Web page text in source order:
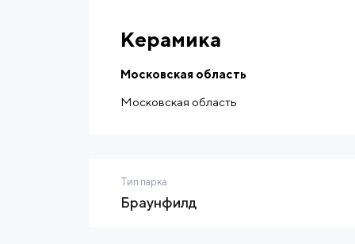
Керамика
Московская область
Московская область
Тип парка
Браунфилд